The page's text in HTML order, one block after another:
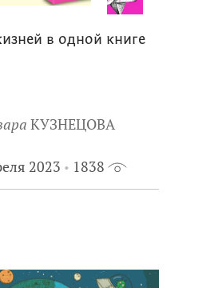
в одной книге
КУЗНЕЦОВА
2023 1838